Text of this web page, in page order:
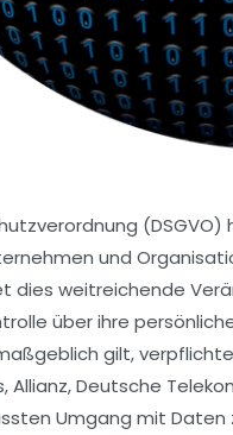
und
dies weitreichende
über ihre
gilt,
Allianz, Deutsche
Umgang mit Daten